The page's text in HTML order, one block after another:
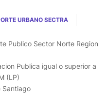
URBANO SECTRA
Publico Sector Norte Region
Publica igual o superior a
(LP)
Santiago